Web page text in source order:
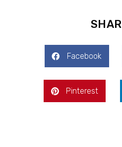
Facebook
Pinterest